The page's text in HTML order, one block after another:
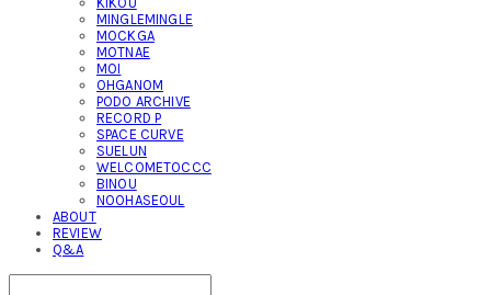
MINGLEMINGLE
MOCKGA
MOTNAE
MOI
OHGANOM
PODO ARCHIVE
RECORD P
SPACE CURVE
SUELUN
WELCOMETOCCC
BINOU
NOOHASEOUL
ABOUT
REVIEW
Q&A